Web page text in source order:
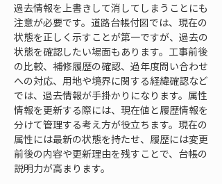
過去情報を上書きして消してしまうことにも
注意が必要です。道路台帳付図では、現在の
状態を正しく示すことが第一ですが、過去の
状態を確認したい場面もあります。工事前後
の比較、補修履歴の確認、過年度問い合わせ
への対応、用地や境界に関する経緯確認など
では、過去情報が手掛かりになります。属性
情報を更新する際には、現在値と履歴情報を
分けて管理する考え方が役立ちます。現在の
属性には最新の状態を持たせ、履歴には変更
前後の内容や更新理由を残すことで、台帳の
説明力が高まります。